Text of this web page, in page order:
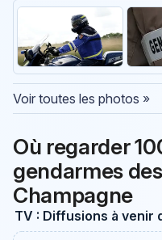
Voir toutes les photos »
Où regarder
gendarmes
Champagne
TV : Diffusions à venir